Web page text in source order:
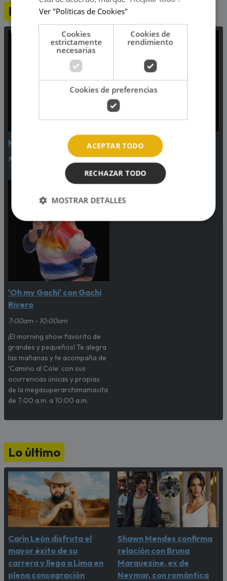
Programación
Música Continuada
Media noche - 6:00am
'Despierta Planetario'
6:00am - 7:00am
'Oh my Gachi' con Gachi
Rivero
7:00am - 10:00am
¡El morning show favorito de
grandes y pequeños! Te alegra
las mañanas y te acompaña de
‘Camino al Cole’ con sus
ocurrencias únicas y propias
de la megasuperarchimamacita
de 7:00 a.m. a 10:00 a.m.
Lo último
Carín León disfruta el
mayor éxito de su
carrera y llega a Lima en
plena consagración
Shawn Mendes confirma
relación con Bruna
Marquezine, ex de
Neymar, con romántica
Ver "Políticas de Cookies"
Cookies
estrictamente
necesarias
Cookies de
rendimiento
Cookies de preferencias
ACEPTAR TODO
RECHAZAR TODO
MOSTRAR DETALLES